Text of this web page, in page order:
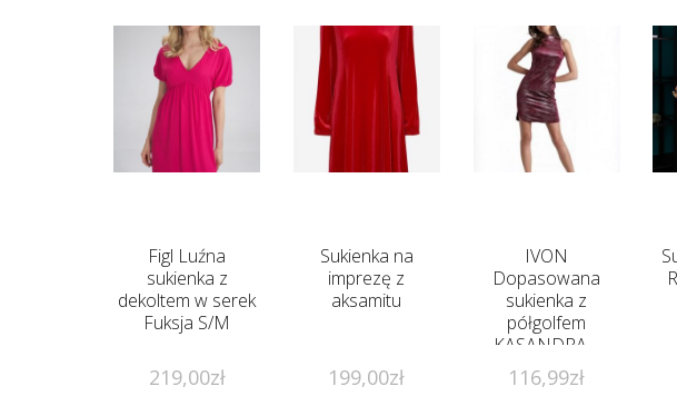
Figl Luźna
sukienka z
dekoltem w serek
Fuksja S/M
219,00zł
Sukienka na
imprezę z
aksamitu
199,00zł
IVON
Dopasowana
sukienka z
półgolfem
KASANDRA –
bordo
116,99zł